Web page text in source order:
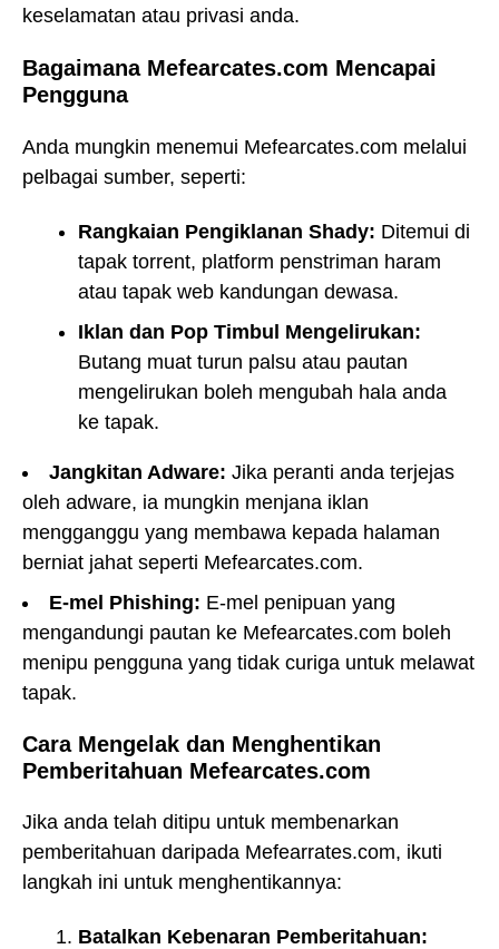
keselamatan atau privasi anda.
Bagaimana Mefearcates.com Mencapai
Pengguna
Anda mungkin menemui Mefearcates.com melalui
pelbagai sumber, seperti:
Rangkaian Pengiklanan Shady: Ditemui di
tapak torrent, platform penstriman haram
atau tapak web kandungan dewasa.
Iklan dan Pop Timbul Mengelirukan:
Butang muat turun palsu atau pautan
mengelirukan boleh mengubah hala anda
ke tapak.
Jangkitan Adware: Jika peranti anda terjejas
oleh adware, ia mungkin menjana iklan
mengganggu yang membawa kepada halaman
berniat jahat seperti Mefearcates.com.
E-mel Phishing: E-mel penipuan yang
mengandungi pautan ke Mefearcates.com boleh
menipu pengguna yang tidak curiga untuk melawat
tapak.
Cara Mengelak dan Menghentikan
Pemberitahuan Mefearcates.com
Jika anda telah ditipu untuk membenarkan
pemberitahuan daripada Mefearrates.com, ikuti
langkah ini untuk menghentikannya:
Batalkan Kebenaran Pemberitahuan: